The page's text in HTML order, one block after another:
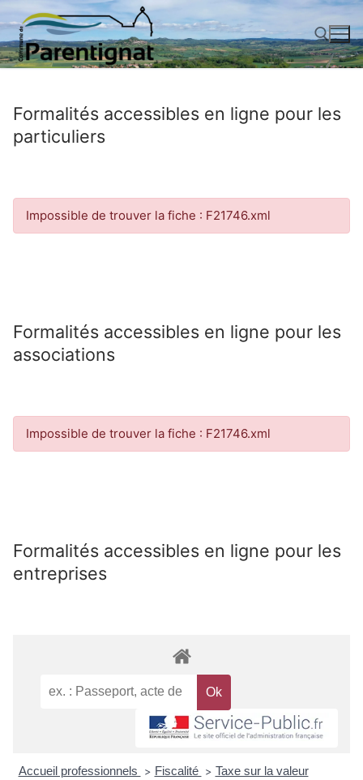
Aller
contenu
Formalités accessibles en ligne pour les
particuliers
Impossible de trouver la fiche : F21746.xml
Formalités accessibles en ligne pour les
associations
Impossible de trouver la fiche : F21746.xml
Formalités accessibles en ligne pour les
entreprises
Accueil professionnels > Fiscalité > Taxe sur la valeur